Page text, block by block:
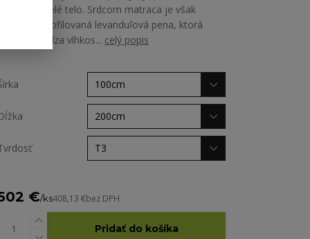
oporu pre celé telo. Srdcom matraca je však
špeciálne profilovaná levanduľová pena, ktorá
nielen odvádza vlhkos... celý popis
€/ks408,13 €bez DPH
Pridať do košíka